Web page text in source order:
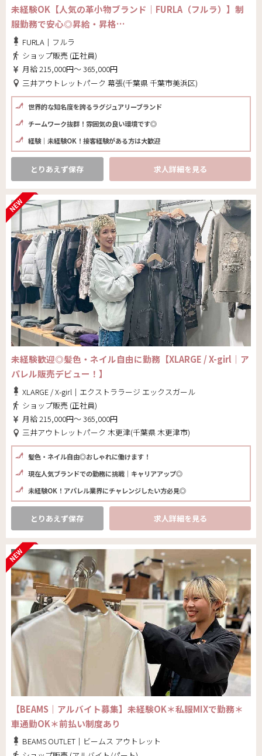
未経験OK【人気の革小物ブランド｜FURLA（フルラ）】制
服勤務で安心◎昇給・昇格…
FURLA｜フルラ
ショップ販売 (正社員)
月給 215,000円～ 365,000円
三井アウトレットパーク 幕張(千葉県 千葉市美浜区)
世界的な知名度を誇るラグジュアリーブランド
チームワーク抜群！雰囲気の良い環境です◎
経験｜未経験OK！接客経験がある方は大歓迎
とりあえず保存 求人詳細を見る
未経験歓迎◎髪色・ネイル自由に勤務【XLARGE / X-girl｜ア
パレル販売デビュー！】
XLARGE / X-girl｜エクストララージ エックスガール
ショップ販売 (正社員)
月給 215,000円～ 365,000円
三井アウトレットパーク 木更津(千葉県 木更津市)
髪色・ネイル自由◎おしゃれに働けます！
現在人気ブランドでの勤務に挑戦｜キャリアアップ◎
未経験OK！アパレル業界にチャレンジしたい方必見◎
とりあえず保存 求人詳細を見る
【BEAMS｜アルバイト募集】未経験OK＊私服MIXで勤務＊
車通勤OK＊前払い制度あり
BEAMS OUTLET｜ビームス アウトレット